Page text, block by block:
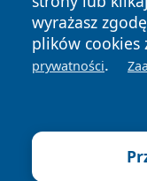
wyrażasz
plików cookies
prywatności.
News Autorzy